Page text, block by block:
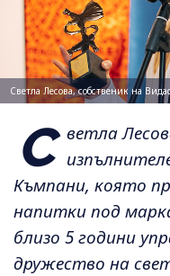
Светла Лесова, собственик на
С ветла
Къмпани, която
напитки под
близо 5 години
дружество на